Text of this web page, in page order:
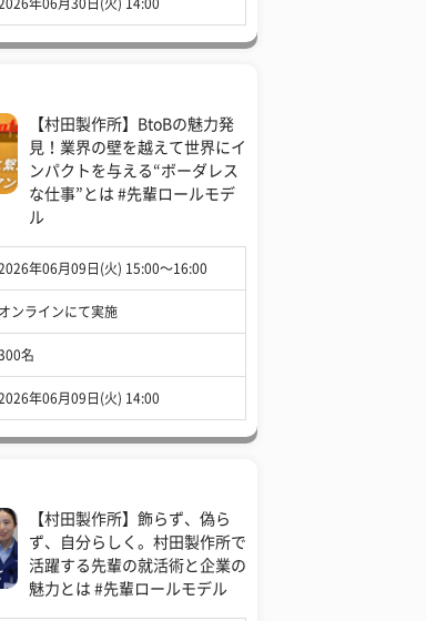
年06月30日(火) 14:00
【村田製作所】BtoBの魅力発
見！業界の壁を越えて世界にイ
ンパクトを与える“ボーダレス
な仕事”とは #先輩ロールモデ
ル
年06月09日(火) 15:00〜16:00
オンラインにて実施
名
年06月09日(火) 14:00
【村田製作所】飾らず、偽ら
ず、自分らしく。村田製作所で
活躍する先輩の就活術と企業の
魅力とは #先輩ロールモデル